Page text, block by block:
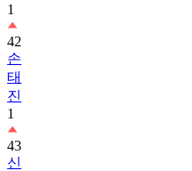
1
42
손
태
진
1
43
신